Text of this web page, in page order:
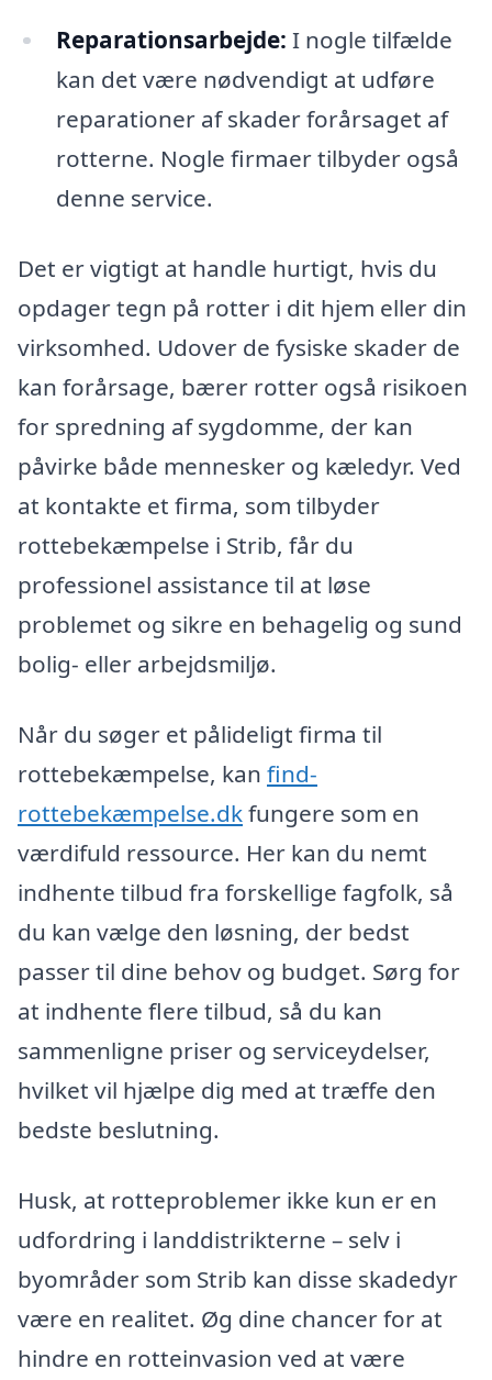
Reparationsarbejde: I nogle tilfælde
kan det være nødvendigt at udføre
reparationer af skader forårsaget af
rotterne. Nogle firmaer tilbyder også
denne service.
Det er vigtigt at handle hurtigt, hvis du
opdager tegn på rotter i dit hjem eller din
virksomhed. Udover de fysiske skader de
kan forårsage, bærer rotter også risikoen
for spredning af sygdomme, der kan
påvirke både mennesker og kæledyr. Ved
at kontakte et firma, som tilbyder
rottebekæmpelse i Strib, får du
professionel assistance til at løse
problemet og sikre en behagelig og sund
bolig- eller arbejdsmiljø.
Når du søger et pålideligt firma til
rottebekæmpelse, kan find-
rottebekæmpelse.dkfungere som en
værdifuld ressource. Her kan du nemt
indhente tilbud fra forskellige fagfolk, så
du kan vælge den løsning, der bedst
passer til dine behov og budget. Sørg for
at indhente flere tilbud, så du kan
sammenligne priser og serviceydelser,
hvilket vil hjælpe dig med at træffe den
bedste beslutning.
Husk, at rotteproblemer ikke kun er en
udfordring i landdistrikterne – selv i
byområder som Strib kan disse skadedyr
være en realitet. Øg dine chancer for at
hindre en rotteinvasion ved at være